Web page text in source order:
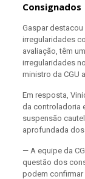
Consignados
Gaspar destacou
irregularidades
avaliação, têm
irregularidades
ministro da CGU
Em resposta,
da controladoria
suspensão
aprofundada
— A equipe da
questão dos
podem confirmar